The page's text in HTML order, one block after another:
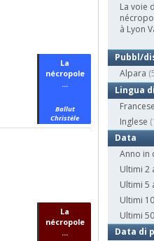
La
nécropole
...
Ballut
Christèle
La
nécropole
...
La voie
à Lyon
Pubbl/
Alpara
Lingua
Francese
Inglese
Data
Anno in
Ultimi 2
Ultimi 5
Ultimi
Ultimi
Data di